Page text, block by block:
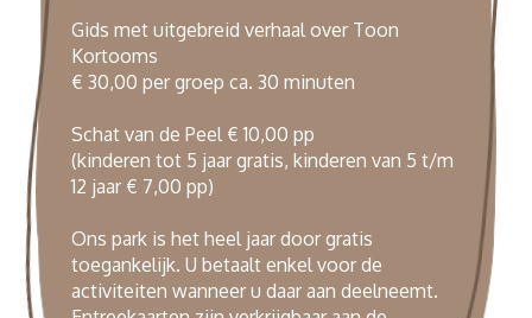
Gids met uitgebreid verhaal over Toon
Kortooms
€ 30,00 per groep ca. 30 minuten
Schat van de Peel € 10,00 pp
(kinderen tot 5 jaar gratis, kinderen van 5 t/m
12 jaar € 7,00 pp)
Ons park is het heel jaar door gratis
toegankelijk. U betaalt enkel voor de
activiteiten wanneer u daar aan deelneemt.